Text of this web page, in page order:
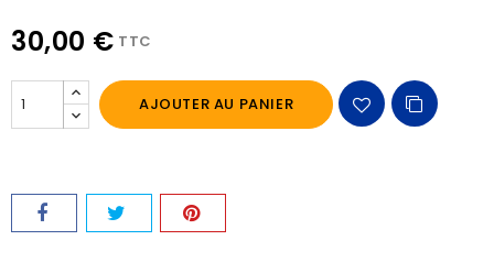
30,00 € TTC
AJOUTER AU PANIER